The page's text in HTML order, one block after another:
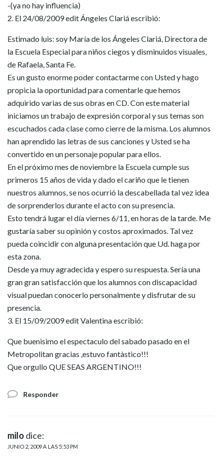
-(ya no hay influencia)
2. El 24/08/2009 edit Ángeles Clariá escribió:
Estimado luis: soy María de los Ángeles Clariá, Directora de
la Escuela Especial para niños ciegos y disminuidos visuales,
de Rafaela, Santa Fe.
Es un gusto enorme poder contactarme con Usted y hago
propicia la oportunidad para comentarle que hemos
adquirido varias de sus obras en CD. Con este material
iniciamos un trabajo de expresión corporal y sus temas son
escuchados cada clase como cierre de la misma. Los alumnos
han aprendido las letras de sus canciones y Usted se ha
convertido en un personaje popular para ellos.
En el próximo mes de noviembre la Escuela cumple sus
primeros 15 años de vida y dado el cariño que le tienen
nuestros alumnos, se nos ocurrió la descabellada tal vez idea
de sorprenderlos durante el acto con su presencia.
Esto tendrá lugar el día viernes 6/11, en horas de la tarde. Me
gustaría saber su opinión y costos aproximados. Tal vez
pueda coincidir con alguna presentación que Ud. haga por
esta zona.
Desde ya muy agradecida y espero su respuesta. Sería una
gran gran satisfacción que los alumnos con discapacidad
visual puedan conocerlo personalmente y disfrutar de su
presencia.
3. El 15/09/2009 edit Valentina escribió:
Que buenisimo el espectaculo del sabado pasado en el
Metropolitan gracias ,estuvo fantàstico!!!
Que orgullo QUE SEAS ARGENTINO!!!
Responder
milo dice:
JUNIO 2, 2009 A LAS 5:53 PM